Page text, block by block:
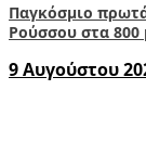
Παγκόσμιο
Ρούσσου στα 800
9 Αυγούστου